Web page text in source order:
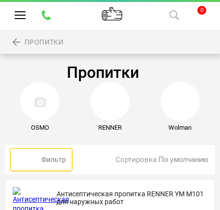
0
ПРОПИТКИ
Пропитки
OSMO RENNER Wolman
Фильтр Сортировка
Антисептическая пропитка RENNER YM M101
для наружных работ